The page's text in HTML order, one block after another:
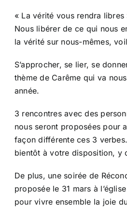
« La vérité vous rendra
Nous libérer de ce qui nous
la vérité sur nous-mêmes,
S’approcher, se lier, se
thème de Carême qui va
année.
3 rencontres avec des
nous seront proposées pour
façon différente ces 3
bientôt à votre disposition, y
De plus, une soirée de
proposée le 31 mars à
pour vivre ensemble la joie